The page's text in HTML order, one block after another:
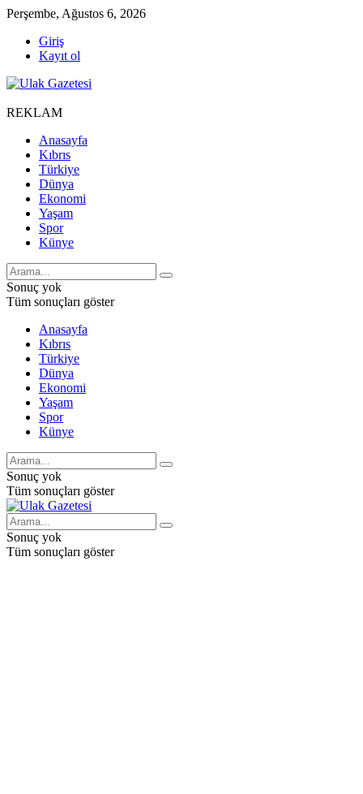
Perşembe, Ağustos 6, 2026
Giriş
Kayıt ol
REKLAM
Anasayfa
Kıbrıs
Türkiye
Dünya
Ekonomi
Yaşam
Spor
Künye
Sonuç yok
Tüm sonuçları göster
Anasayfa
Kıbrıs
Türkiye
Dünya
Ekonomi
Yaşam
Spor
Künye
Sonuç yok
Tüm sonuçları göster
Sonuç yok
Tüm sonuçları göster